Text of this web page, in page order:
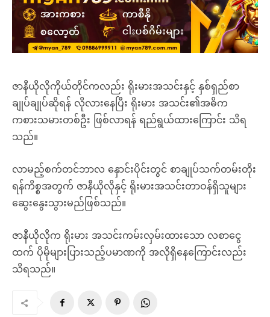
ဇာနီယိုလိုကိုယ်တိုင်ကလည်း ရိုးမားအသင်းနှင့် နှစ်ရှည်စာ
ချုပ်ချုပ်ဆိုရန် လိုလားနေပြီး ရိုးမား အသင်း၏အဓိက
ကစားသမားတစ်ဦး ဖြစ်လာရန် ရည်ရွယ်ထားကြောင်း သိရ
သည်။
လာမည့်စက်တင်ဘာလ နှောင်းပိုင်းတွင် စာချုပ်သက်တမ်းတိုး
ရန်ကိစ္စအတွက် ဇာနီယိုလိုနှင့် ရိုးမားအသင်းတာဝန်ရှိသူများ
ဆွေးနွေးသွားမည်ဖြစ်သည်။
ဇာနီယိုလိုက ရိုးမား အသင်းကမ်းလှမ်းထားသော လစာငွေ
ထက် ပိုမိုများပြားသည့်ပမာဏကို အလိုရှိနေကြောင်းလည်း
သိရသည်။